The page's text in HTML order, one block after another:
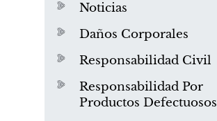
Noticias
Daños Corporales
Responsabilidad Civil
Responsabilidad Por
Productos Defectuosos